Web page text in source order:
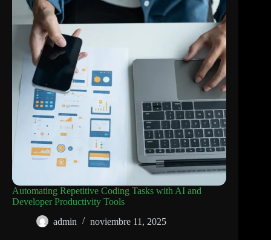
Automating Repetitive Coding Tasks with AI and
Developer Productivity Tools
admin
noviembre 11, 2025